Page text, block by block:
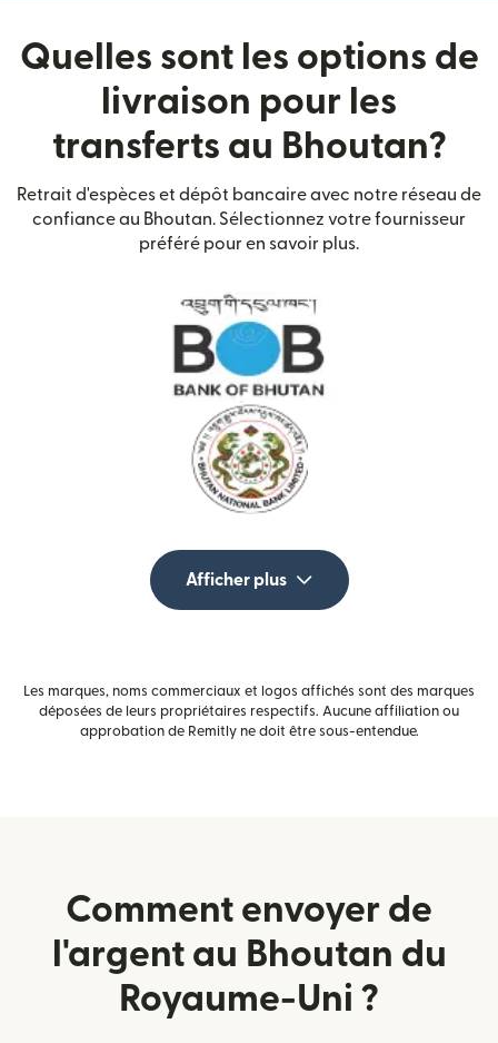
Quelles sont les options de
livraison pour les
transferts au Bhoutan?
Retrait d'espèces et dépôt bancaire avec notre réseau de
confiance au Bhoutan. Sélectionnez votre fournisseur
préféré pour en savoir plus.
Afficher plus
Les marques, noms commerciaux et logos affichés sont des marques
déposées de leurs propriétaires respectifs. Aucune affiliation ou
approbation de Remitly ne doit être sous-entendue.
Comment envoyer de
l'argent au Bhoutan du
Royaume-Uni ?